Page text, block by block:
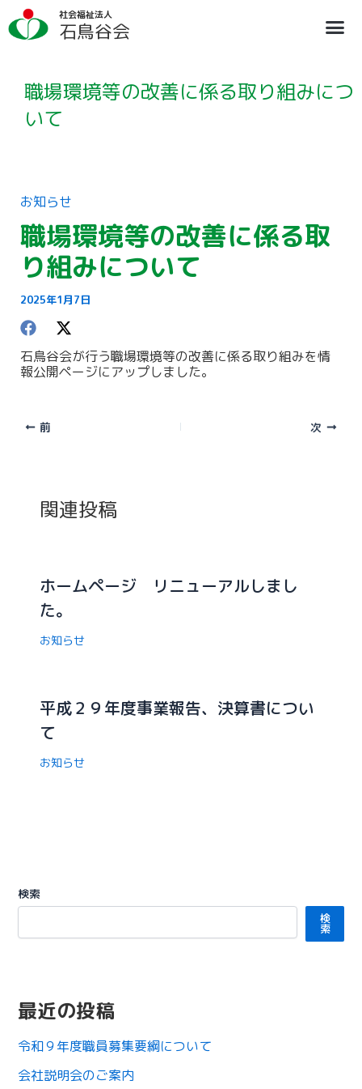
容
を
社会福祉法人
石鳥谷会
職場環境等の改善に係る取り組みにつ
いて
お知らせ
職場環境等の改善に係る取
り組みについて
2025年1月7日
石鳥谷会が行う職場環境等の改善に係る取り組みを情
報公開ページにアップしました。
前 次
関連投稿
ホームページ リニューアルしまし
た。
お知らせ
平成２９年度事業報告、決算書につい
て
お知らせ
検索
検
索
最近の投稿
令和９年度職員募集要綱について
会社説明会のご案内
ア
ー
カ